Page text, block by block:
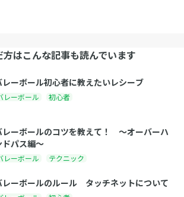
はこんな記事も読んでいます
レーボール初心者に教えたいレシーブ
レーボール 初心者
レーボールのコツを教えて！ 〜オーバーハ
ドパス編〜
レーボール テクニック
レーボールのルール タッチネットについて